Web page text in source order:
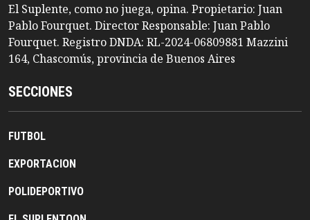
El Suplente, como no juega, opina. Propietario: Juan
Pablo Fourquet. Director Responsable: Juan Pablo
Fourquet. Registro DNDA: RL-2024-06809881 Mazzini
164, Chascomús, provincia de Buenos Aires
SECCIONES
FUTBOL
EXPORTACION
POLIDEPORTIVO